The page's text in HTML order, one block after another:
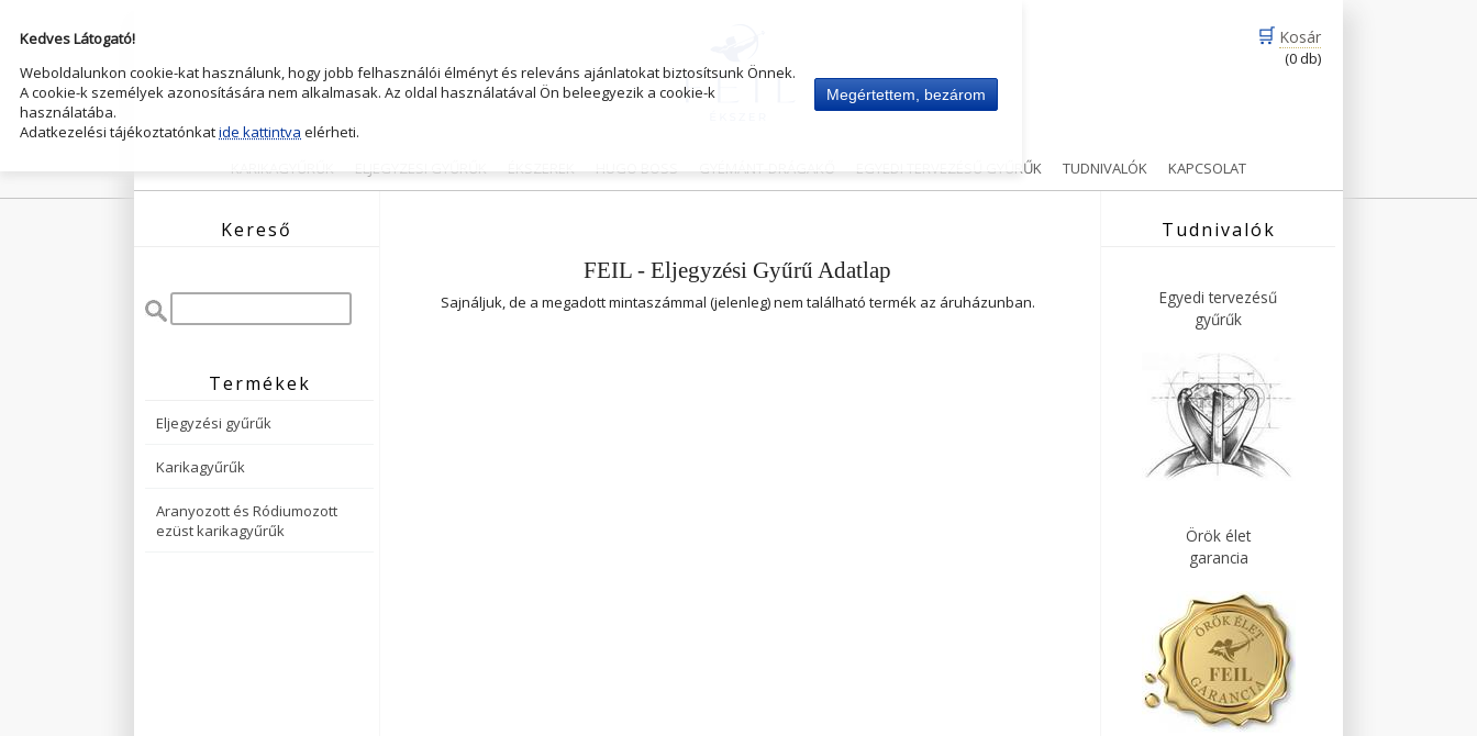
🛒 Kosár
(0 db)
KARIKAGYŰRŰK ELJEGYZESI GYŰRŰK ÉKSZEREK HUGO BOSS GYÉMÁNT-DRÁGAKŐ EGYEDI TERVEZÉSŰ GYŰRŰK TUDNIVALÓK KAPCSOLAT
Kereső
Termékek
Eljegyzési gyűrűk
Karikagyűrűk
Aranyozott és Ródiumozott
ezüst karikagyűrűk
FEIL - Eljegyzési Gyűrű Adatlap
Sajnáljuk, de a megadott mintaszámmal (jelenleg) nem található termék az áruházunban.
Tudnivalók
Egyedi tervezésű
gyűrűk
Örök élet
garancia
Kedves Látogató!
Weboldalunkon cookie-kat használunk, hogy jobb felhasználói élményt és releváns ajánlatokat biztosítsunk Önnek.
A cookie-k személyek azonosítására nem alkalmasak. Az oldal használatával Ön beleegyezik a cookie-k
használatába.
Adatkezelési tájékoztatónkatide kattintva elérheti.
Megértettem, bezárom